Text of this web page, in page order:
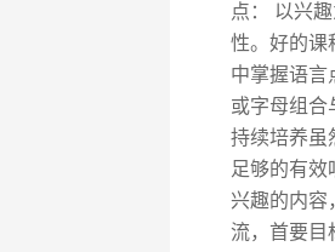
点： 以兴
性。好的课
中掌握语言
或字母组合
持续培养虽
足够的有
兴趣的内容
流，首要目